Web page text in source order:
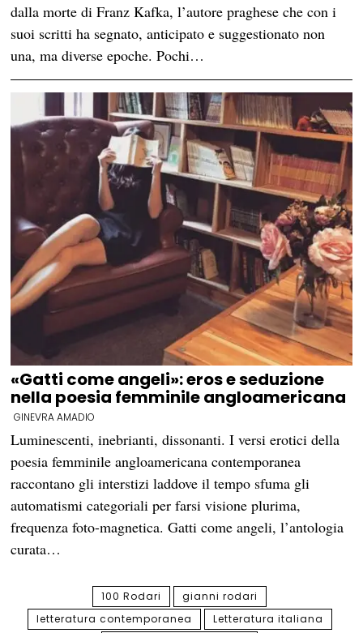
dalla morte di Franz Kafka, l’autore praghese che con i
suoi scritti ha segnato, anticipato e suggestionato non
una, ma diverse epoche. Pochi…
«Gatti come angeli»: eros e seduzione
nella poesia femminile angloamericana
GINEVRA AMADIO
Luminescenti, inebrianti, dissonanti. I versi erotici della
poesia femminile angloamericana contemporanea
raccontano gli interstizi laddove il tempo sfuma gli
automatismi categoriali per farsi visione plurima,
frequenza foto-magnetica. Gatti come angeli, l’antologia
curata…
100 Rodari
gianni rodari
letteratura contemporanea
Letteratura italiana